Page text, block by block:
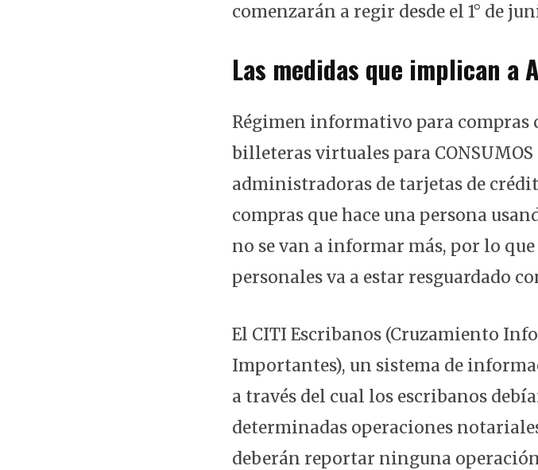
comenzarán a regir desde el 1° de
Las medidas que implican a
Régimen informativo para compras
billeteras virtuales para CONSUMOS
administradoras de tarjetas de
compras que hace una persona
no se van a informar más, por lo
personales va a estar resguardado
El CITI Escribanos (Cruzamiento
Importantes), un sistema de
a través del cual los escribanos
determinadas operaciones
deberán reportar ninguna operación